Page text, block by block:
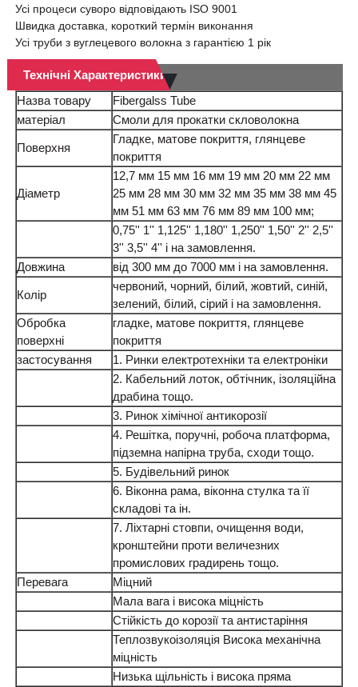
Усі процеси суворо відповідають ISO 9001
Швидка доставка, короткий термін виконання
Усі труби з вуглецевого волокна з гарантією 1 рік
Технічні Характеристики
Назва товару
Fibergalss Tube
матеріал
Смоли для прокатки скловолокна
Поверхня
Гладке, матове покриття, глянцеве
покриття
Діаметр
12,7 мм 15 мм 16 мм 19 мм 20 мм 22 мм
25 мм 28 мм 30 мм 32 мм 35 мм 38 мм 45
мм 51 мм 63 мм 76 мм 89 мм 100 мм;
0,75'' 1'' 1,125'' 1,180'' 1,250'' 1,50'' 2'' 2,5''
3'' 3,5'' 4'' і на замовлення.
Довжина
від 300 мм до 7000 мм і на замовлення.
Колір
червоний, чорний, білий, жовтий, синій,
зелений, білий, сірий і на замовлення.
Обробка
поверхні
гладке, матове покриття, глянцеве
покриття
застосування
1. Ринки електротехніки та електроніки
2. Кабельний лоток, обтічник, ізоляційна
драбина тощо.
3. Ринок хімічної антикорозії
4. Решітка, поручні, робоча платформа,
підземна напірна труба, сходи тощо.
5. Будівельний ринок
6. Віконна рама, віконна стулка та її
складові та ін.
7. Ліхтарні стовпи, очищення води,
кронштейни проти величезних
промислових градирень тощо.
Перевага
Міцний
Мала вага і висока міцність
Стійкість до корозії та антистаріння
Теплозвукоізоляція Висока механічна
міцність
Низька щільність і висока пряма